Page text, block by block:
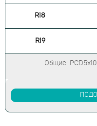
R18
R19
Общие: